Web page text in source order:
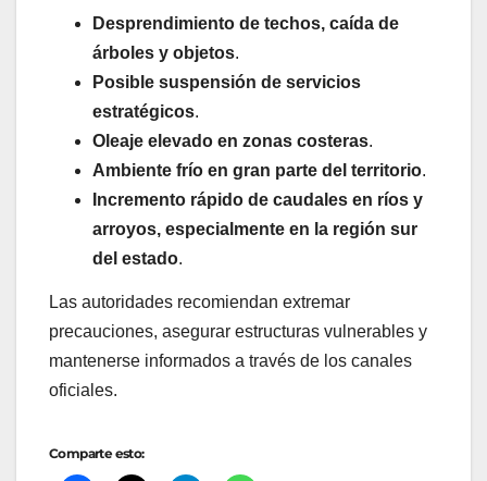
Desprendimiento de techos, caída de
árboles y objetos.
Posible suspensión de servicios
estratégicos.
Oleaje elevado en zonas costeras.
Ambiente frío en gran parte del territorio.
Incremento rápido de caudales en ríos y
arroyos, especialmente en la región sur
del estado.
Las autoridades recomiendan extremar
precauciones, asegurar estructuras vulnerables y
mantenerse informados a través de los canales
oficiales.
Comparte esto: